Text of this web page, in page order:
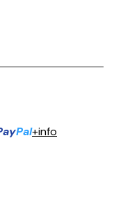
incluidos en tu lista
Pal+info